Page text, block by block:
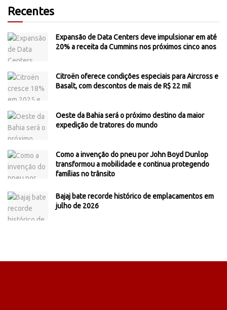
Recentes
Expansão de Data Centers deve impulsionar em até
20% a receita da Cummins nos próximos cinco anos
Citroën oferece condições especiais para Aircross e
Basalt, com descontos de mais de R$ 22 mil
Oeste da Bahia será o próximo destino da maior
expedição de tratores do mundo
Como a invenção do pneu por John Boyd Dunlop
transformou a mobilidade e continua protegendo
famílias no trânsito
Bajaj bate recorde histórico de emplacamentos em
julho de 2026